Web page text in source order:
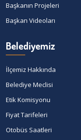
Başkanın Projeleri
Başkan Videoları
Belediyemiz
İlçemiz Hakkında
Belediye Meclisi
Etik Komisyonu
Fiyat Tarifeleri
Otobüs Saatleri